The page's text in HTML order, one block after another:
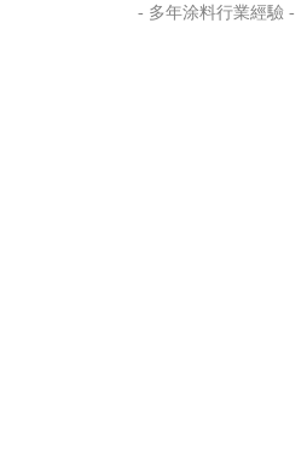
- 多年涂料行業經驗 -